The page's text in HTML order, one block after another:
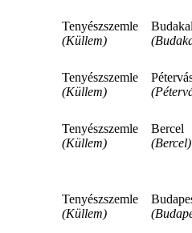
Tenyészszemle
(Küllem)
Tenyészszemle
(Küllem)
Tenyészszemle
(Küllem)
Bercel
(Bercel)
Tenyészszemle
(Küllem)